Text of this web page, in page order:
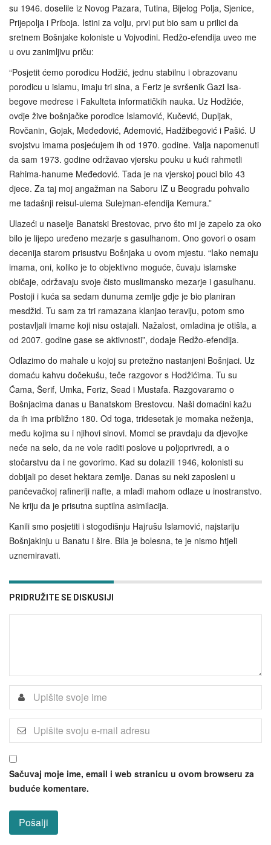
su 1946. doselile iz Novog Pazara, Tutina, Bijelog Polja, Sjenice,
Prijepolja i Priboja. Istini za volju, prvi put bio sam u prilici da
sretnem Bošnjake koloniste u Vojvodini. Redžo-efendija uveo me
u ovu zanimljivu priču:
“Posjetit ćemo porodicu Hodžić, jednu stabilnu i obrazovanu
porodicu u islamu, imaju tri sina, a Feriz je svršenik Gazi Isa-
begove medrese i Fakulteta informatičkih nauka. Uz Hodžiće,
ovdje žive bošnjačke porodice Islamović, Kučević, Dupljak,
Rovčanin, Gojak, Međedović, Ademović, Hadžibegović i Pašić. U
svojstvu imama posjećujem ih od 1970. godine. Valja napomenuti
da sam 1973. godine održavao vjersku pouku u kući rahmetli
Rahima-hanume Međedović. Tada je na vjerskoj pouci bilo 43
djece. Za taj moj angažman na Saboru IZ u Beogradu pohvalio
me tadašnji reisul-ulema Sulejman-efendija Kemura.”
Ulazeći u naselje Banatski Brestovac, prvo što mi je zapelo za oko
bilo je lijepo uređeno mezarje s gasulhanom. Ono govori o osam
decenija starom prisustvu Bošnjaka u ovom mjestu. “Iako nemaju
imama, oni, koliko je to objektivno moguće, čuvaju islamske
običaje, održavaju svoje čisto muslimansko mezarje i gasulhanu.
Postoji i kuća sa sedam dunuma zemlje gdje je bio planiran
mesdžid. Tu sam za tri ramazana klanjao teraviju, potom smo
postavljali imame koji nisu ostajali. Nažalost, omladina je otišla, a
od 2007. godine gase se aktivnosti”, dodaje Redžo-efendija.
Odlazimo do mahale u kojoj su pretežno nastanjeni Bošnjaci. Uz
domaću kahvu dočekušu, teče razgovor s Hodžićima. Tu su
Ćama, Šerif, Umka, Feriz, Sead i Mustafa. Razgovaramo o
Bošnjacima danas u Banatskom Brestovcu. Naši domaćini kažu
da ih ima približno 180. Od toga, tridesetak je momaka neženja,
među kojima su i njihovi sinovi. Momci se pravdaju da djevojke
neće na selo, da ne vole raditi poslove u poljoprivredi, a o
stočarstvu da i ne govorimo. Kad su dolazili 1946, kolonisti su
dobijali po deset hektara zemlje. Danas su neki zaposleni u
pančevačkoj rafineriji nafte, a mlađi mahom odlaze u inostranstvo.
Ne kriju da je prisutna suptilna asimilacija.
Kanili smo posjetiti i stogodišnju Hajrušu Islamović, najstariju
Bošnjakinju u Banatu i šire. Bila je bolesna, te je nismo htjeli
uznemiravati.
PRIDRUŽITE SE DISKUSIJI
Sačuvaj moje ime, email i web stranicu u ovom browseru za
buduće komentare.